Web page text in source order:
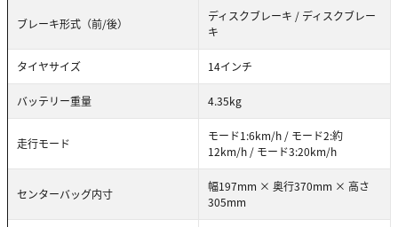
ブレーキ形式（前/後）
ディスクブレーキ / ディスクブレー
キ
タイヤサイズ 14インチ
バッテリー重量 4.35kg
走行モード
モード1:6km/h / モード2:約
12km/h / モード3:20km/h
センターバッグ内寸
幅197mm × 奥行370mm × 高さ
305mm